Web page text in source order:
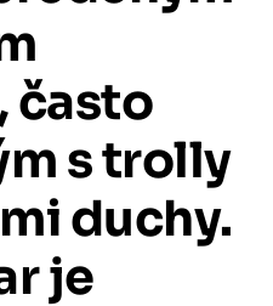
často
strolly
duchy.
je